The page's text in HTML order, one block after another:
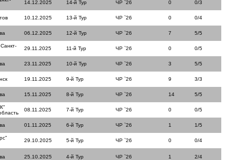
14.12.2025 14-й Тур ЧР `26 0 0/3
10.12.2025 13-й Тур ЧР `26 0 0/4
06.12.2025 12-й Тур ЧР `26 7 5/5
29.11.2025 11-й Тур ЧР `26 0 0/5
23.11.2025 10-й Тур ЧР `26 3 5/5
19.11.2025 9-й Тур ЧР `26 9 3/3
15.11.2025 8-й Тур ЧР `26 14 5/5
08.11.2025 7-й Тур ЧР `26 0 0/5
01.11.2025 6-й Тур ЧР `26 1 1/5
29.10.2025 5-й Тур ЧР `26 0 0/4
25.10.2025 4-й Тур ЧР `26 1 2/4